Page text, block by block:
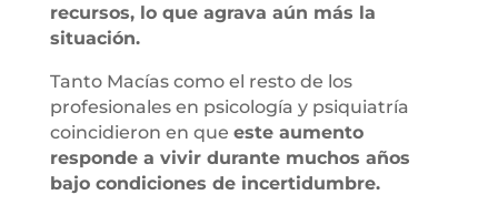
recursos, lo que agrava aún más la
situación.
Tanto Macías como el resto de los
profesionales en psicología y psiquiatría
coincidieron en que este aumento
responde a vivir durante muchos años
bajo condiciones de incertidumbre.